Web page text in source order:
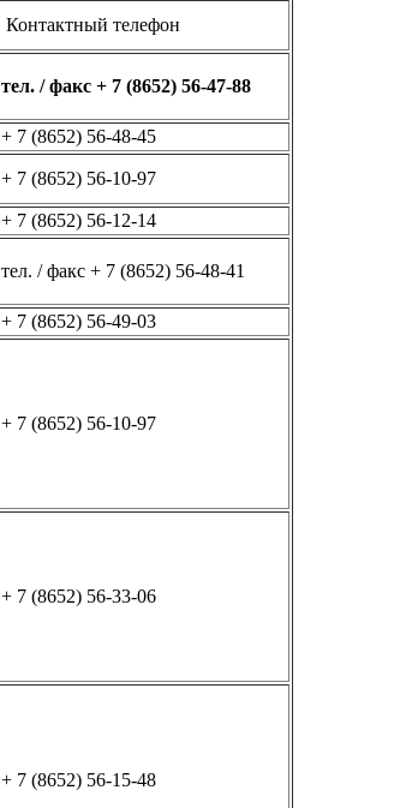
Контактный телефон
тел. / факс + 7 (8652) 56-47-88
+ 7 (8652) 56-48-45
+ 7 (8652) 56-10-97
+ 7 (8652) 56-12-14
тел. / факс + 7 (8652) 56-48-41
+ 7 (8652) 56-49-03
+ 7 (8652) 56-10-97
+ 7 (8652) 56-33-06
+ 7 (8652) 56-15-48